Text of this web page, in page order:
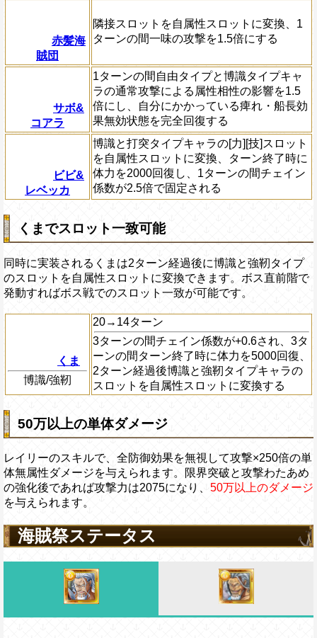
赤髪海
賊団
隣接スロットを自属性スロットに変換、1
ターンの間一味の攻撃を1.5倍にする
サボ&
コアラ
1ターンの間自由タイプと博識タイプキャ
ラの通常攻撃による属性相性の影響を1.5
倍にし、自分にかかっている痺れ・船長効
果無効状態を完全回復する
ビビ&
レベッカ
博識と打突タイプキャラの[力][技]スロット
を自属性スロットに変換、ターン終了時に
体力を2000回復し、1ターンの間チェイン
係数が2.5倍で固定される
くまでスロット一致可能
同時に実装されるくまは2ターン経過後に博識と強靭タイプ
のスロットを自属性スロットに変換できます。ボス直前階で
発動すればボス戦でのスロット一致が可能です。
くま
博識/強靭
20→14ターン
3ターンの間チェイン係数が+0.6され、3タ
ーンの間ターン終了時に体力を5000回復、
2ターン経過後博識と強靭タイプキャラの
スロットを自属性スロットに変換する
50万以上の単体ダメージ
レイリーのスキルで、全防御効果を無視して攻撃×250倍の単
体無属性ダメージを与えられます。限界突破と攻撃わたあめ
の強化後であれば攻撃力は2075になり、 50万以上のダメージ
を与えられます。
海賊祭ステータス